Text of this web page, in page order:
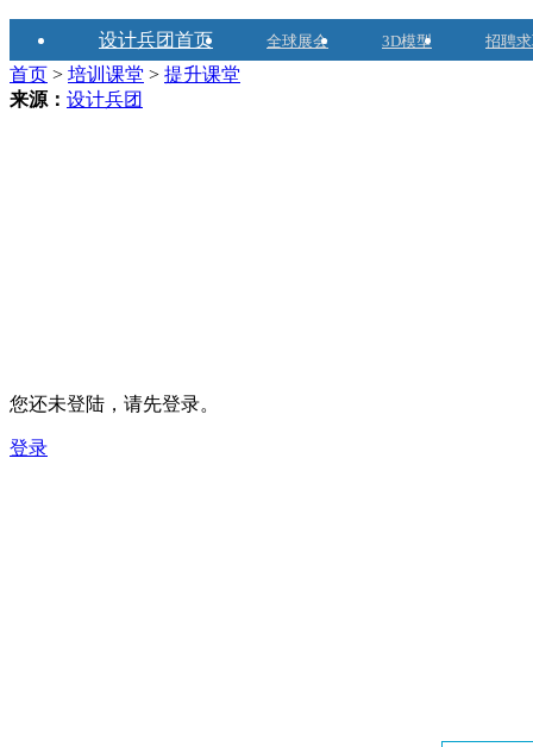
设计兵团首页 全球展会 3D模型 招聘
首页 > 培训课堂 > 提升课堂
来源： 设计兵团
您还未登陆，请先登录。
登录